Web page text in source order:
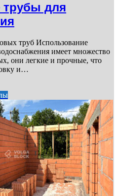
трубы для
труб Использование
имеет множество
они легкие и прочные, что
и…